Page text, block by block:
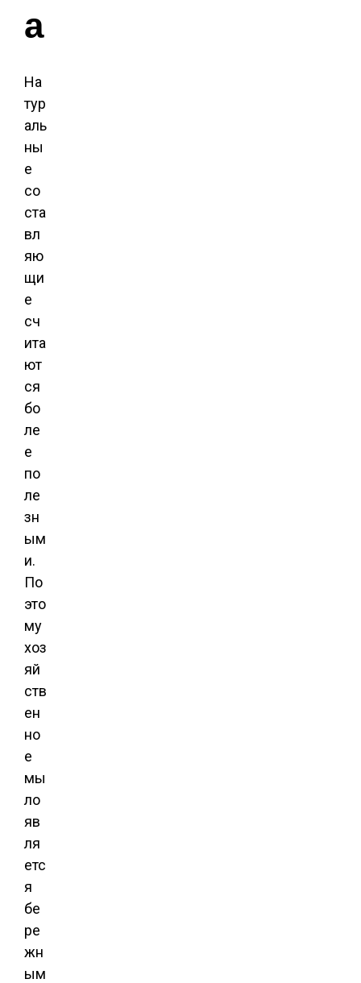
а
На
тур
аль
ны
е
со
ста
вл
яю
щи
е
сч
ита
ют
ся
бо
ле
е
по
ле
зн
ым
и.
По
это
му
хоз
яй
ств
ен
но
е
мы
ло
яв
ля
етс
я
бе
ре
жн
ым